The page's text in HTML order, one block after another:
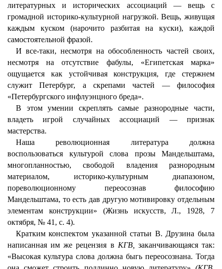
литературных и исторических ассоциаций — вещь с
громадной историко-культурной нагрузкой. Вещь, живущая
каждым куском (нарочито разбитая на куски), каждой
самостоятельной фразой.
И все-таки, несмотря на обособленность частей своих,
несмотря на отсутствие фабулы, «Египетская марка»
ощущается как устойчивая конструкция, где стержнем
служит Петербург, а скрепами частей — философия
«Петербургского инфлуэнцного бреда».
В этом умении скреплять самые разнородные части,
владеть игрой случайных ассоциаций — признак
мастерства.
Наша революционная литература должна
воспользоваться культурой слова прозы Мандельштама,
многопланностью, свободой владения разнородным
материалом, историко-культурным диапазоном,
пореволюционному переосознав философию
Мандельштама, то есть дав другую мотивировку отдельным
элементам конструкции» (Жизнь искусств, Л., 1928, 7
октября, № 41, с. 4).
Кратким конспектом указанной статьи В. Друзина была
написанная им же рецензия в КГВ, заканчивающаяся так:
«Высокая культура слова должна быгь переосознана. Тогда